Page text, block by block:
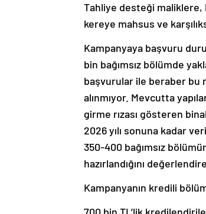
Tahliye desteği maliklere,
kereye mahsus ve
Kampanyaya başvuru
bin bağımsız bölümde
başvurular ile beraber bu
alınmıyor. Mevcutta
girme rızası gösteren
2026 yılı sonuna kadar
350-400 bağımsız
hazırlandığını
Kampanyanın kredili